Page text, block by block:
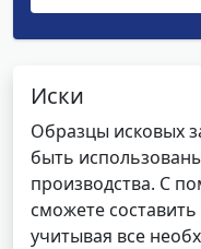
Иски
Образцы исковых
быть
производства. С
сможете
учитывая все